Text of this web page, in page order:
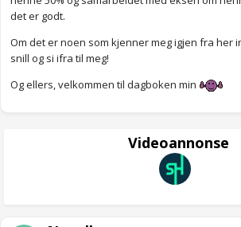
det er godt.
Om det er noen som kjenner meg igjen fra her
snill og si ifra til meg!
Og ellers, velkommen til dagboken min
Videoannonse